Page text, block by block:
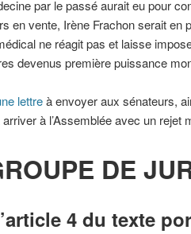
par le passé aurait eu pour
en vente, Irène Frachon serait en
ne réagit pas et laisse
devenus première puissance
lettreà envoyer aux sénateurs,
à l’Assemblée avec un rejet
DE
4 du texte